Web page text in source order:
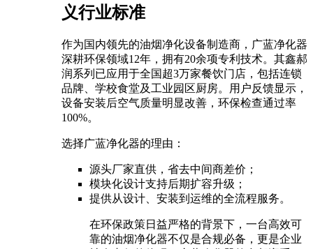
义行业标准
作为国内领先的油烟净化设备制造商，广蓝净化器
深耕环保领域12年，拥有20余项专利技术。其鑫郝
润系列已应用于全国超3万家餐饮门店，包括连锁
品牌、学校食堂及工业园区厨房。用户反馈显示，
设备安装后空气质量明显改善，环保检查通过率
100%。
选择广蓝净化器的理由：
源头厂家直供，省去中间商差价；
模块化设计支持后期扩容升级；
提供从设计、安装到运维的全流程服务。
在环保政策日益严格的背景下，一台高效可
靠的油烟净化器不仅是合规必备，更是企业